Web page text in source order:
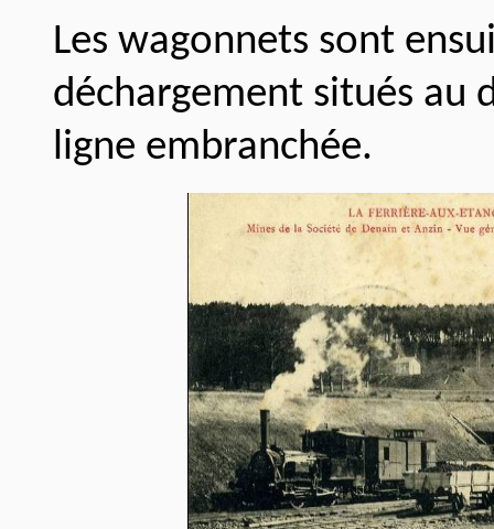
Les wagonnets sont
déchargement situés au
ligne embranchée.